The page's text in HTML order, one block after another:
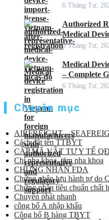
6 Tháng Tư,
Authorized
Medical
6 Tháng Tư,
Medical
– Complete
6 Tháng Tư,
Chuyên mục
AIRFREIGHT –
Cách đặt tên TTBYT
CẤP MÃ VẬT TƯ Y TẾ
Chỉ nha khoa, tăm nha khoa
CHỨNG NHẬN FDA
Chứng nhận lưu hành tự do
Chứng nhận tiêu chuẩn chất
Chuyển phát nhanh
công bố A nhập khẩu
Công bố B hàng TBYT